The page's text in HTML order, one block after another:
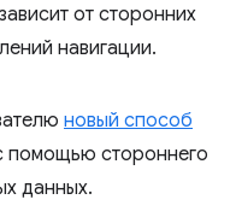
от сторонних
навигации.
новый способ
помощью стороннего
данных.